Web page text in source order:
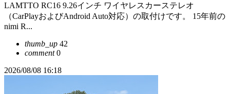
LAMTTO RC16 9.26インチ ワイヤレスカーステレオ
（CarPlayおよびAndroid Auto対応）の取付けです。 15年前の
nimi R...
thumb_up 42
comment0
2026/08/08 16:18